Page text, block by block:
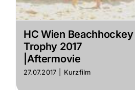
HC Wien Beachhockey
Trophy 2017
|Aftermovie
27.07.2017 Kurzfilm